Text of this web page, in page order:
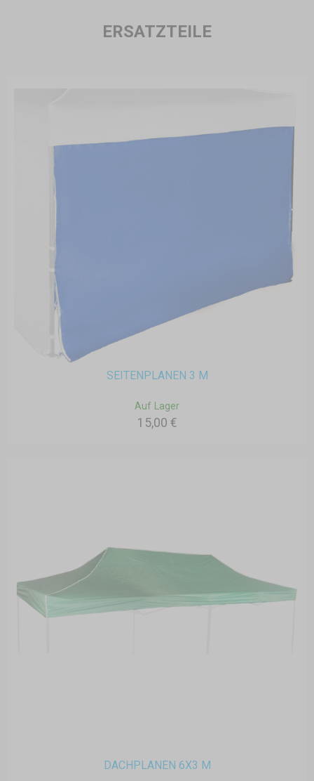
ERSATZTEILE
SEITENPLANEN 3 M
Auf Lager
15,00 €
DACHPLANEN 6X3 M